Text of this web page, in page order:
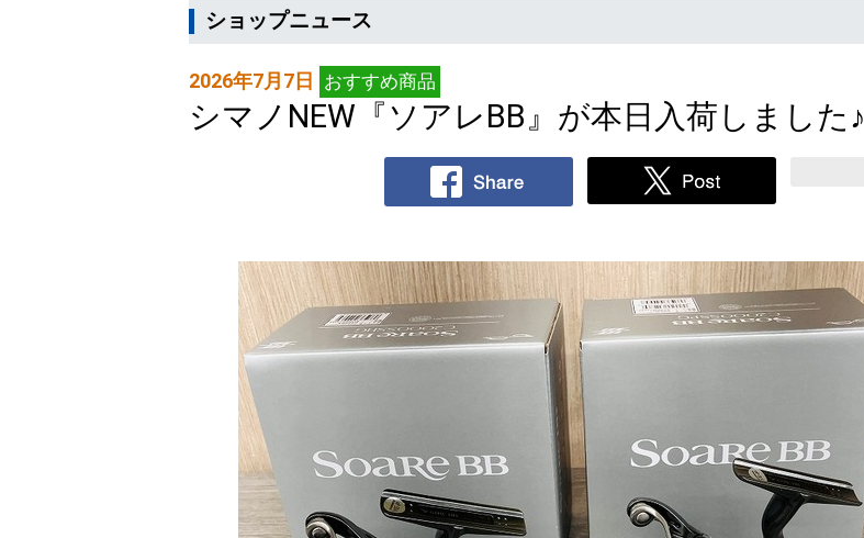
ショップニュース
2026年7月7日 おすすめ商品
シマノNEW『ソアレBB』が本日入荷しました♪